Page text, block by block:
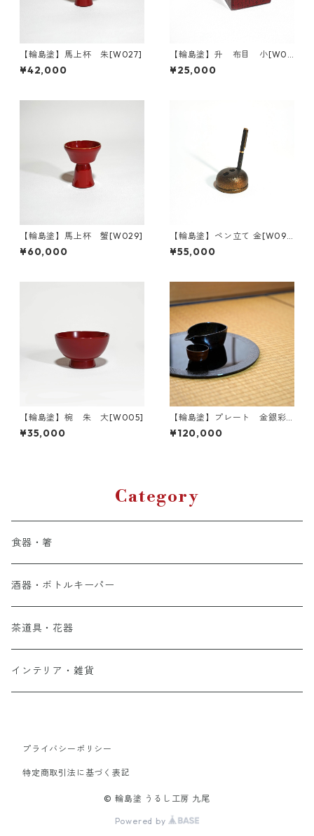
【輪島塗】馬上杯 朱[W027]
¥42,000
【輪島塗】升 布目 小[W04
7]
¥25,000
【輪島塗】馬上杯 蟹[W029]
¥60,000
【輪島塗】ペン立て 金[W09
0]
¥55,000
【輪島塗】椀 朱 大[W005]
¥35,000
【輪島塗】プレート 金銀彩
[W032]
¥120,000
Category
食器・箸
酒器・ボトルキーパー
茶道具・花器
インテリア・雑貨
プライバシーポリシー
特定商取引法に基づく表記
© 輪島塗 うるし工房 九尾
Powered by